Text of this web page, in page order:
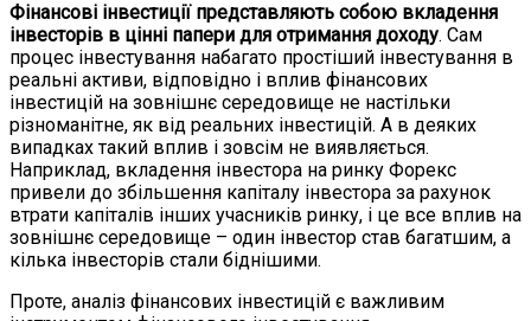
Фінансові інвестиції представляють собою вкладення
інвесторів в цінні папери для отримання доходу. Сам
процес інвестування набагато простіший інвестування в
реальні активи, відповідно і вплив фінансових
інвестицій на зовнішнє середовище не настільки
різноманітне, як від реальних інвестицій. А в деяких
випадках такий вплив і зовсім не виявляється.
Наприклад, вкладення інвестора на ринку Форекс
привели до збільшення капіталу інвестора за рахунок
втрати капіталів інших учасників ринку, і це все вплив на
зовнішнє середовище – один інвестор став багатшим, а
кілька інвесторів стали біднішими.
Проте, аналіз фінансових інвестицій є важливим